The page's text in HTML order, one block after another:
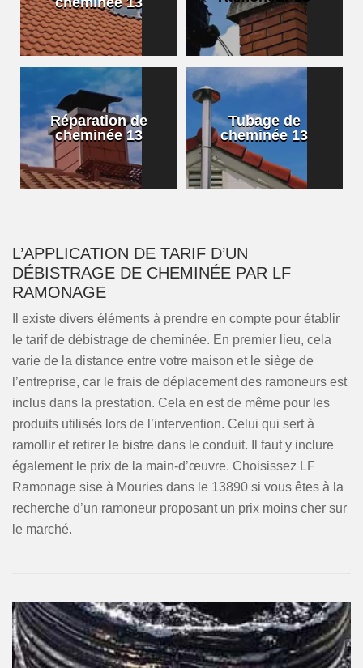
Réparation de
cheminée 13
Tubage de
cheminée 13
L’APPLICATION DE TARIF D’UN
DÉBISTRAGE DE CHEMINÉE PAR LF
RAMONAGE
Il existe divers éléments à prendre en compte pour établir
le tarif de débistrage de cheminée. En premier lieu, cela
varie de la distance entre votre maison et le siège de
l’entreprise, car le frais de déplacement des ramoneurs est
inclus dans la prestation. Cela en est de même pour les
produits utilisés lors de l’intervention. Celui qui sert à
ramollir et retirer le bistre dans le conduit. Il faut y inclure
également le prix de la main-d’œuvre. Choisissez LF
Ramonage sise à Mouries dans le 13890 si vous êtes à la
recherche d’un ramoneur proposant un prix moins cher sur
le marché.